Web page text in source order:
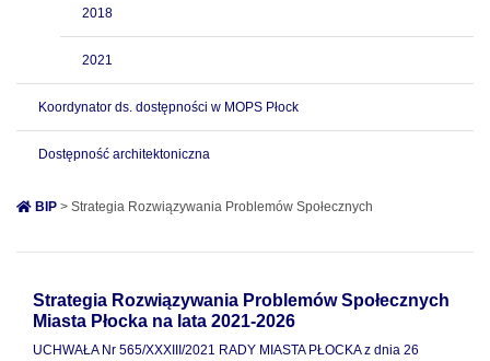
2018
2021
Koordynator ds. dostępności w MOPS Płock
Dostępność architektoniczna
BIP > Strategia Rozwiązywania Problemów Społecznych
Strategia Rozwiązywania Problemów Społecznych
Miasta Płocka na lata 2021-2026
UCHWAŁA Nr 565/XXXIII/2021 RADY MIASTA PŁOCKA z dnia 26